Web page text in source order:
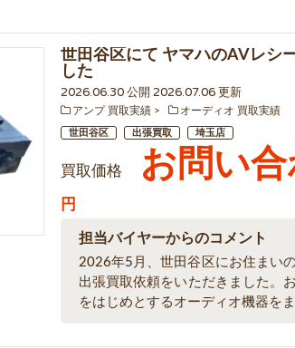
世田谷区にて ヤマハのAVレシ
した
2026.06.30 公開 2026.07.06 更新
アンプ 買取実績 オーディオ 買取実績
世田谷区 出張買取 埼玉店
買取価格 お問い
円
担当バイヤーからのコメント
2026年5月、世田谷区にお住まい
出張買取依頼をいただきました。
をはじめとするオーディオ機器を